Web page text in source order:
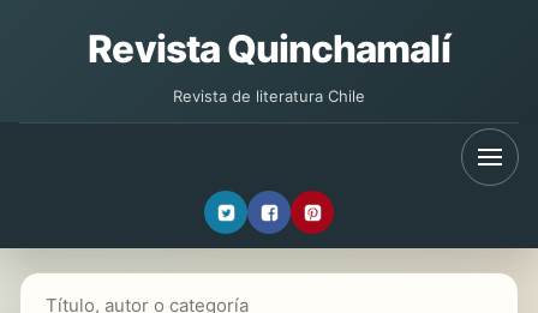
Revista Quinchamalí
Revista de literatura Chile